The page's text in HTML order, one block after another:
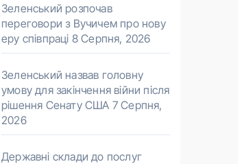
Зеленський розпочав
переговори з Вучичем про нову
еру співпраці 8 Серпня, 2026
Зеленський назвав головну
умову для закінчення війни після
рішення Сенату США 7 Серпня,
2026
Державні склади до послуг